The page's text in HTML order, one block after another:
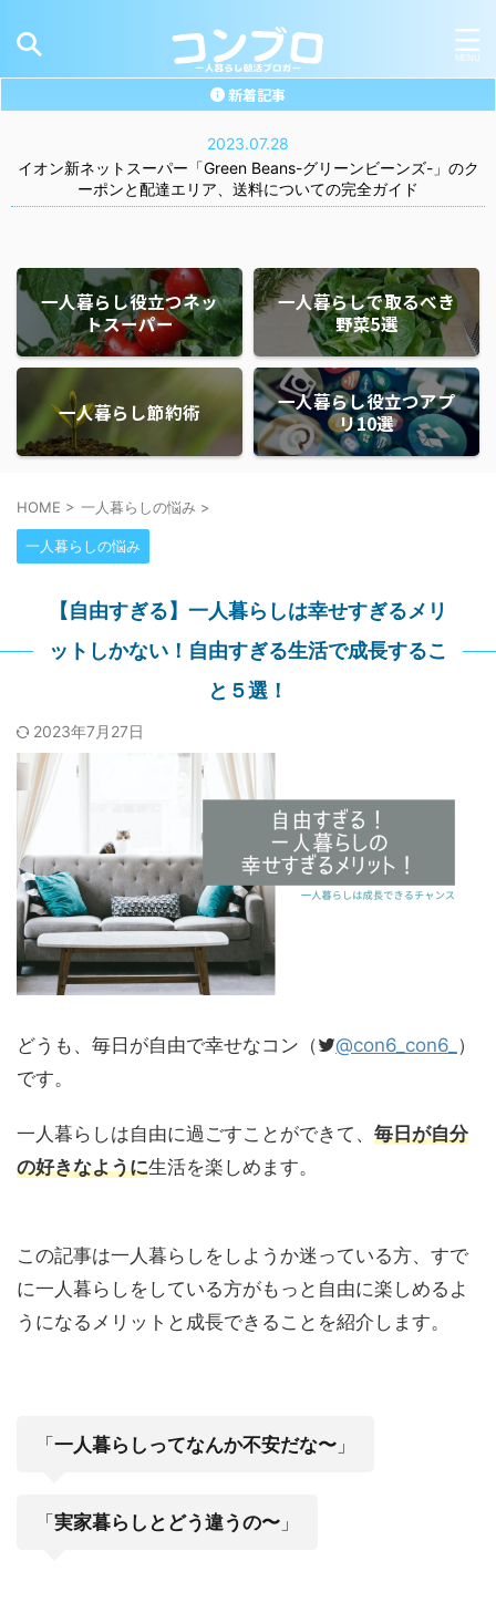
新着記事
2023.07.28
イオン新ネットスーパー「Green Beans-グリーンビーンズ-」のク
ーポンと配達エリア、送料についての完全ガイド
一人暮らし役立つネッ
トスーパー
一人暮らしで取るべき
野菜5選
一人暮らし節約術
一人暮らし役立つアプ
リ10選
HOME > 一人暮らしの悩み >
一人暮らしの悩み
【自由すぎる】一人暮らしは幸せすぎるメリ
ットしかない！自由すぎる生活で成長するこ
と５選！
2023年7月27日
どうも、毎日が自由で幸せなコン（ @con6_con6_ ）
です。
一人暮らしは自由に過ごすことができて、 毎日が自分
の好きなように生活を楽しめます。
この記事は一人暮らしをしようか迷っている方、すで
に一人暮らしをしている方がもっと自由に楽しめるよ
うになるメリットと成長できることを紹介します。
「一人暮らしってなんか不安だな〜 」
「実家暮らしとどう違うの〜 」